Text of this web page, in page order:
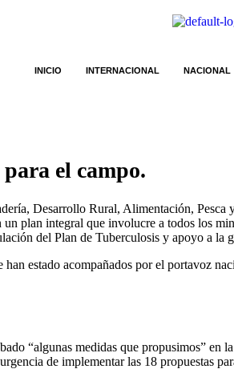
INICIO INTERNACIONAL NACIONAL
el campo.
Desarrollo Rural, Alimentación,
plan integral que involucre a todos los
del Plan de Tuberculosis y apoyo a la
estado acompañados por el portavoz
“algunas medidas que propusimos”
de implementar las 18 propuestas